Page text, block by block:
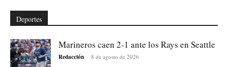
Deportes
Marineros caen 2-1 ante los Rays en Seattle
Redacción - 8 de agosto de 2026